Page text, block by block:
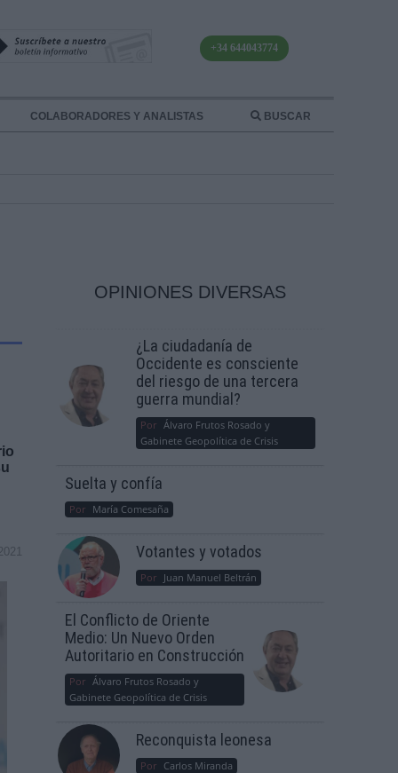
+34 644043774
COLABORADORES Y ANALISTAS BUSCAR
OPINIONES DIVERSAS
¿La ciudadanía de
Occidente es consciente
del riesgo de una tercera
guerra mundial?
Por Álvaro Frutos Rosado y
Gabinete Geopolítica de Crisis
Suelta y confía
Por María Comesaña
Votantes y votados
Por Juan Manuel Beltrán
El Conflicto de Oriente
Medio: Un Nuevo Orden
Autoritario en Construcción
Por Álvaro Frutos Rosado y
Gabinete Geopolítica de Crisis
Reconquista leonesa
Por Carlos Miranda